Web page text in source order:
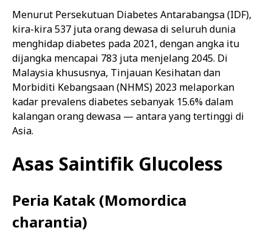
Menurut Persekutuan Diabetes Antarabangsa (IDF),
kira-kira 537 juta orang dewasa di seluruh dunia
menghidap diabetes pada 2021, dengan angka itu
dijangka mencapai 783 juta menjelang 2045. Di
Malaysia khususnya, Tinjauan Kesihatan dan
Morbiditi Kebangsaan (NHMS) 2023 melaporkan
kadar prevalens diabetes sebanyak 15.6% dalam
kalangan orang dewasa — antara yang tertinggi di
Asia.
Asas Saintifik Glucoless
Peria Katak (Momordica
charantia)